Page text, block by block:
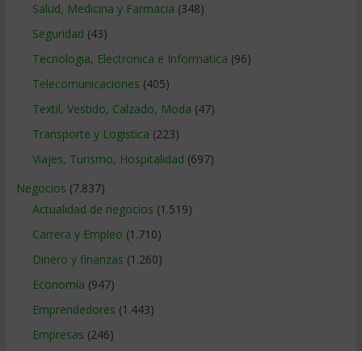
Salud, Medicina y Farmacia (348)
Seguridad (43)
Tecnologia, Electronica e Informatica (96)
Telecomunicaciones (405)
Textil, Vestido, Calzado, Moda (47)
Transporte y Logistica (223)
Viajes, Turismo, Hospitalidad (697)
Negocios (7.837)
Actualidad de negocios (1.519)
Carrera y Empleo (1.710)
Dinero y finanzas (1.260)
Economía (947)
Emprendedores (1.443)
Empresas (246)